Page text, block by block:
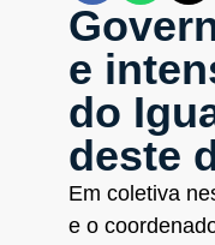
e
do
deste
Em coletiva
e o